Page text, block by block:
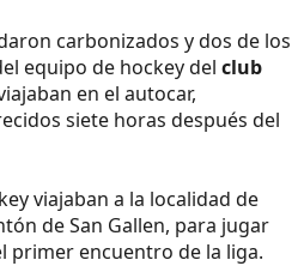
carbonizados y dos de los
equipo de hockey del club
en el autocar,
siete horas después del
viajaban a la localidad de
de San Gallen, para jugar
primer encuentro de la liga.